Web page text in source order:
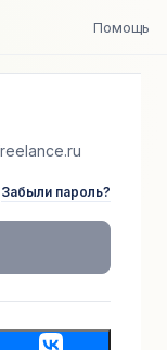
Помощь
Забыли пароль?